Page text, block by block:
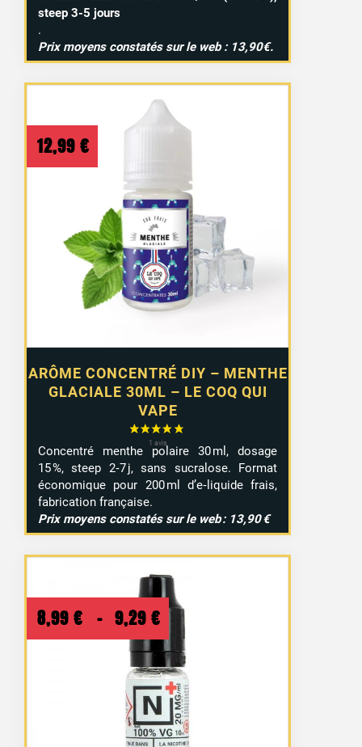
steep 3-5 jours
.
Prix moyens constatés sur le web : 13,90€.
ARÔME CONCENTRÉ DIY – MENTHE
GLACIALE 30ML – LE COQ QUI
VAPE
12,99 €
Concentré menthe polaire 30 ml, dosage
15 %, steep 2‑7 j, sans sucralose. Format
économique pour 200 ml d’e‑liquide frais,
fabrication française.
Prix moyens constatés sur le web : 13,90 €
8,99 € – 9,29 € Plage
de
prix :
8,99 €
à